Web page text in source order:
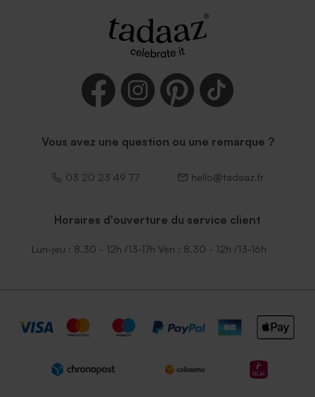
Vous avez une question ou une remarque ?
03 20 23 49 77 hello@tadaaz.fr
Horaires d'ouverture du service client
Lun-jeu : 8.30 - 12h /13-17h Ven : 8.30 - 12h /13-16h